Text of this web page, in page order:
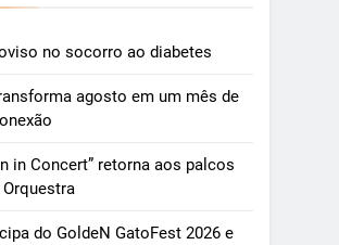
no socorro ao diabetes
agosto em um mês de
in Concert” retorna aos palcos
do GoldeN GatoFest 2026 e